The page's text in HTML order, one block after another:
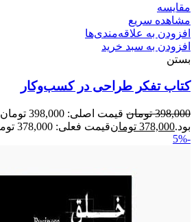
مقایسه
مشاهده سریع
افزودن به علاقه‌مندی‌ها
افزودن به سبد خرید
بستن
کتاب تفکر طراحی در کسب‌وکار
398,000 تومان
قیمت اصلی: 398,000 تومان
بود.378,000 تومانقیمت فعلی: 378,000 تومان.
-5%